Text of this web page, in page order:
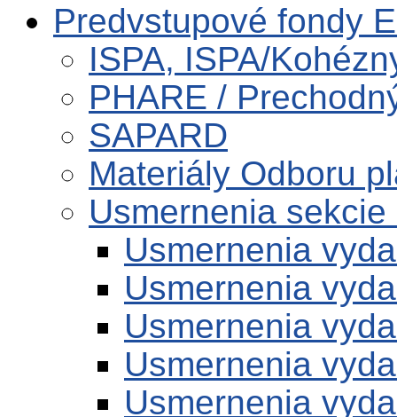
Predvstupové fondy
ISPA, ISPA/
PHARE /
SAPARD
Materiály Odboru
Usmernenia
Usmernenia
Usmernenia
Usmernenia
Usmernenia
Usmernenia